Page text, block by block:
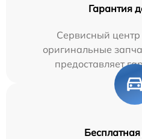
Гарантия
Сервисный центр
оригинальные
предоставляет